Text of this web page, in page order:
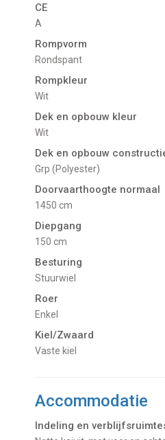
CE
A
Rompvorm
Rondspant
Rompkleur
Wit
Dek en opbouw kleur
Wit
Dek en opbouw
Grp (Polyester)
Doorvaarthoogte normaal
1450 cm
Diepgang
150 cm
Besturing
Stuurwiel
Roer
Enkel
Kiel/Zwaard
vaste kiel
Accommodatie
Indeling en